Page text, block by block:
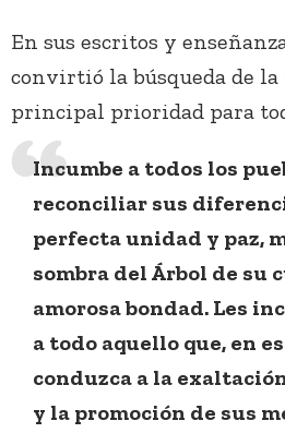
En sus escritos y
convirtió la búsqueda de
principal prioridad para
Incumbe a todos los
reconciliar sus
perfecta unidad y paz,
sombra del Árbol de su
amorosa bondad. Les
a todo aquello que, en
conduzca a la
y la promoción de sus